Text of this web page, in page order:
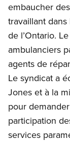
embaucher
travaillant
de l’Ontario.
ambulanciers
agents de
Le syndicat a
Jones et à la
pour
participation
services